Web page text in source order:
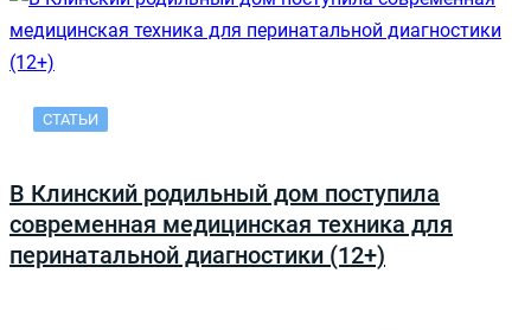
СТАТЬИ
В Клинский родильный дом поступила
современная медицинская техника для
перинатальной диагностики (12+)